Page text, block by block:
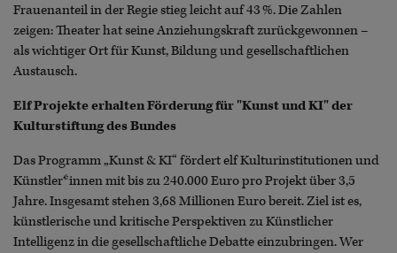
Frauenanteil in der Regie stieg leicht auf 43 %. Die Zahlen
zeigen: Theater hat seine Anziehungskraft zurückgewonnen –
als wichtiger Ort für Kunst, Bildung und gesellschaftlichen
Austausch.
Elf Projekte erhalten Förderung für "Kunst und KI" der
Kulturstiftung des Bundes
Das Programm „Kunst & KI“ fördert elf Kulturinstitutionen und
Künstler*innen mit bis zu 240.000 Euro pro Projekt über 3,5
Jahre. Insgesamt stehen 3,68 Millionen Euro bereit. Ziel ist es,
künstlerische und kritische Perspektiven zu Künstlicher
Intelligenz in die gesellschaftliche Debatte einzubringen. Wer